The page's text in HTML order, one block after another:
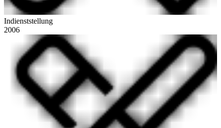
Indienststellung
2006